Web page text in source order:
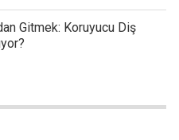
Gitmek: Koruyucu Diş